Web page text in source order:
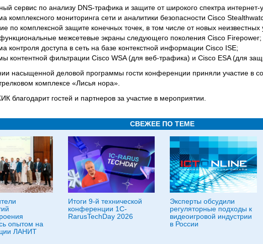
сервис по анализу DNS-трафика и защите от широкого спектра интернет-
комплексного мониторинга сети и аналитики безопасности Cisco
по комплексной защите конечных точек, в том числе от новых неизвестных
межсетевые экраны следующего поколения Cisco Firepower;
контроля доступа в сеть на базе контекстной информации Cisco ISE;
контентной фильтрации Cisco WSA (для веб-трафика) и Cisco ESA (для
насыщенной деловой программы гости конференции приняли участие в
комплексе «Лисья нора».
гостей и партнеров за участие в мероприятии.
СВЕЖЕЕ ПО ТЕМЕ
опытом на
ЛАНИТ
Итоги 9-й технической
конференции 1C-
RarusTechDay 2026
Эксперты обсудили
регуляторные подходы к
видеоигровой индустрии
в России